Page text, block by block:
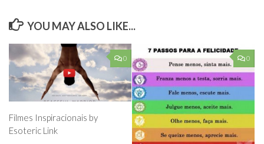
YOU MAY ALSO LIKE...
0
Filmes Inspiracionais by
Esoteric Link
0